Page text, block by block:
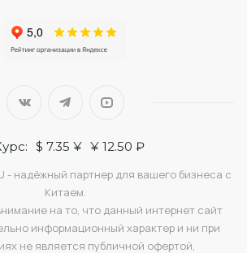
$ 7.35 ¥ ¥ 12.50 ₽
- надёжный партнер для вашего бизнеса с
Китаем.
на то, что данный интернет сайт
информационный характер и ни при
не является публичной офертой,